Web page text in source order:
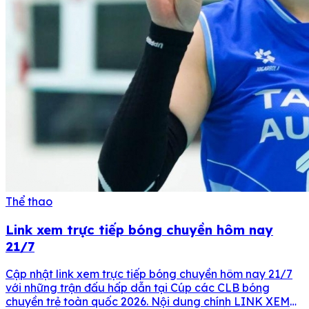
Thể thao
Link xem trực tiếp bóng chuyền hôm nay
21/7
Cập nhật link xem trực tiếp bóng chuyền hôm nay 21/7
với những trận đấu hấp dẫn tại Cúp các CLB bóng
chuyền trẻ toàn quốc 2026. Nội dung chính LINK XEM